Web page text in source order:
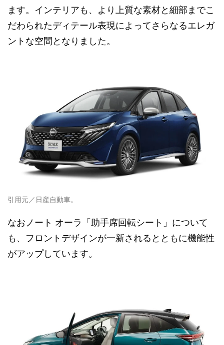
ます。インテリアも、より上質な素材と細部までこ
だわられたディテール表現によってさらなるエレガ
ントな空間となりました。
引用元／日産自動車。
なおノート オーラ「助手席回転シート」について
も、フロントデザインが一新されるとともに機能性
がアップしています。